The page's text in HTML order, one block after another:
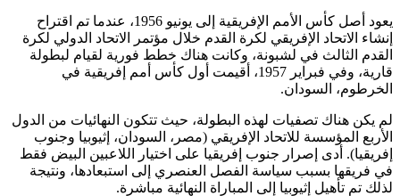
يعود أصل كأس الأمم الإفريقية إلى يونيو 1956، عندما تم اقتراح
إنشاء الاتحاد الإفريقي لكرة القدم خلال مؤتمر الاتحاد الدولي لكرة
القدم الثالث في لشبونة، وكانت هناك خطط فورية لقيام لبطولة
قارية، وفي فبراير 1957، أقيمت أول كأس أمم إفريقية في
الخرطوم، السودان.
لم يكن هناك تصفيات لهذه البطولة، حيث تتكون النهائيات من الدول
الأربع المؤسسة للاتحاد الإفريقي (مصر، السودان، إثيوبيا وجنوب
إفريقيا). أدى إصرار جنوب إفريقيا على اختيار اللاعبين البيض فقط
في فريقها بسبب سياسة الفصل العنصري إلى استبعادها، ونتيجة
لذلك تم تأهيل إثيوبيا إلى المباراة النهائية مباشرة.